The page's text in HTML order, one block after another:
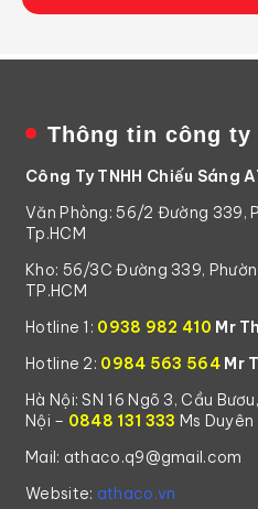
Thông tin công ty
Công Ty TNHH Chiếu Sáng
Văn Phòng: 56/2 Đường 339,
Tp.HCM
Kho: 56/3C Đường 339,
TP.HCM
Hotline 1: 0938 982 410 Mr
Hotline 2: 0984 563 564Mr
Hà Nội: SN 16 Ngõ 3, Cầu
Nội – 0848 131 333 Ms Duyên
Mail: athaco.q9@gmail.com
Website: athaco.vn